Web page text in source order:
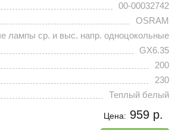
00-00032742
OSRAM
лампы ср. и выс. напр. одноцокольные
GX6.35
200
230
Теплый белый
Цена: 959 р.